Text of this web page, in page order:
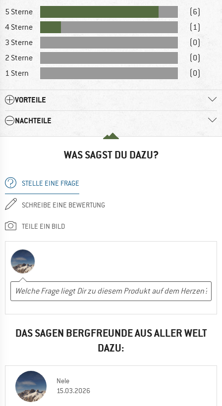
5 Sterne
(6)
4 Sterne
(1)
3 Sterne
(0)
2 Sterne
(0)
1 Stern
(0)
VORTEILE
NACHTEILE
WAS SAGST DU DAZU?
STELLE EINE FRAGE
SCHREIBE EINE BEWERTUNG
TEILE EIN BILD
DAS SAGEN BERGFREUNDE AUS ALLER WELT
DAZU:
Nele
15.03.2026